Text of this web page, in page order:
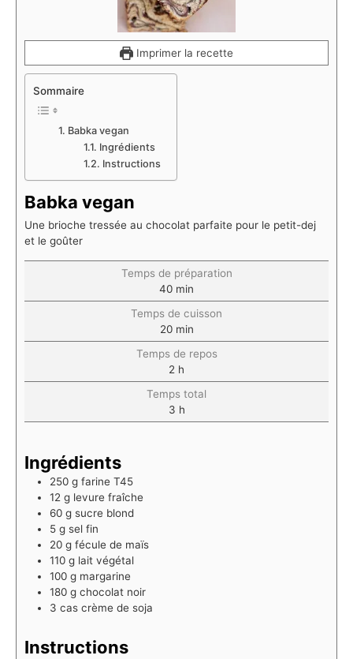
Imprimer la recette
Sommaire
Babka vegan
Ingrédients
Instructions
Babka vegan
Une brioche tressée au chocolat parfaite pour le petit-dej
et le goûter
Temps de préparation
40 min
Temps de cuisson
20 min
Temps de repos
2 h
Temps total
3 h
Ingrédients
250 g farine T45
12 g levure fraîche
60 g sucre blond
5 g sel fin
20 g fécule de maïs
110 g lait végétal
100 g margarine
180 g chocolat noir
3 cas crème de soja
Instructions